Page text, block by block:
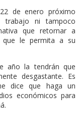
de enero próximo
trabajo ni tampoco
que retornar a
que le permita a su
año la tendrán que
desgastante. Es
dice que haga un
económicos para